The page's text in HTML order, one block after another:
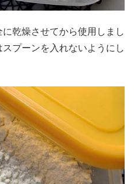
乾燥させてから使用しまし
プーンを入れないようにし